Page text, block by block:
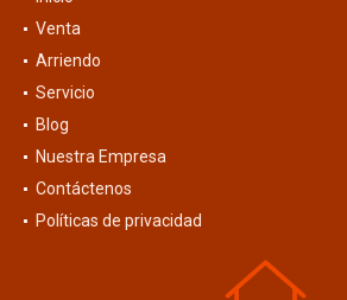
Inicio
Venta
Arriendo
Servicio
Blog
Nuestra Empresa
Contáctenos